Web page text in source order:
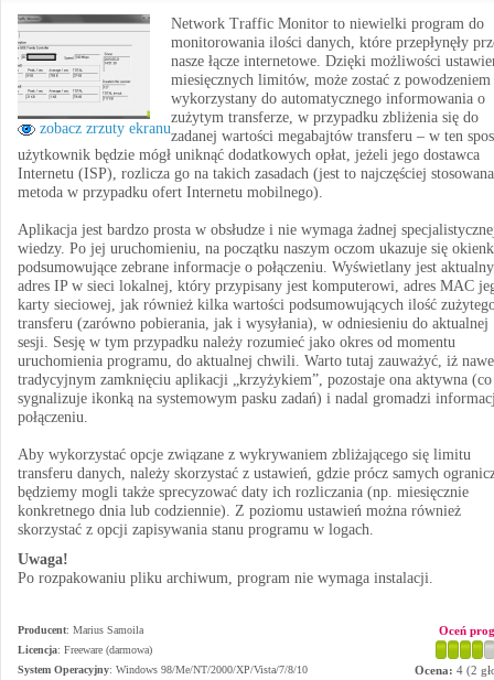
zobacz zrzuty ekranu
Network Traffic Monitor to niewielki program do
monitorowania ilości danych, które przepłynęły
nasze łącze internetowe. Dzięki możliwości
miesięcznych limitów, może zostać z powodzeniem
wykorzystany do automatycznego informowania o
zużytym transferze, w przypadku zbliżenia się do
zadanej wartości megabajtów transferu – w ten
użytkownik będzie mógł uniknąć dodatkowych opłat, jeżeli jego dostawca
Internetu (ISP), rozlicza go na takich zasadach (jest to najczęściej stosowana
metoda w przypadku ofert Internetu mobilnego).
Aplikacja jest bardzo prosta w obsłudze i nie wymaga żadnej
wiedzy. Po jej uruchomieniu, na początku naszym oczom ukazuje się
podsumowujące zebrane informacje o połączeniu. Wyświetlany jest aktualny
adres IP w sieci lokalnej, który przypisany jest komputerowi, adres MAC
karty sieciowej, jak również kilka wartości podsumowujących ilość
transferu (zarówno pobierania, jak i wysyłania), w odniesieniu do aktualnej
sesji. Sesję w tym przypadku należy rozumieć jako okres od momentu
uruchomienia programu, do aktualnej chwili. Warto tutaj zauważyć, iż
tradycyjnym zamknięciu aplikacji „krzyżykiem”, pozostaje ona aktywna (co
sygnalizuje ikonką na systemowym pasku zadań) i nadal gromadzi
połączeniu.
Aby wykorzystać opcje związane z wykrywaniem zbliżającego się limitu
transferu danych, należy skorzystać z ustawień, gdzie prócz samych
będziemy mogli także sprecyzować daty ich rozliczania (np. miesięcznie
konkretnego dnia lub codziennie). Z poziomu ustawień można również
skorzystać z opcji zapisywania stanu programu w logach.
Uwaga!
Po rozpakowaniu pliku archiwum, program nie wymaga instalacji.
Producent: Marius Samoila
Licencja: Freeware (darmowa)
System Operacyjny: Windows 98/Me/NT/2000/XP/Vista/7/8/10
Oceń
Ocena: 4 (2